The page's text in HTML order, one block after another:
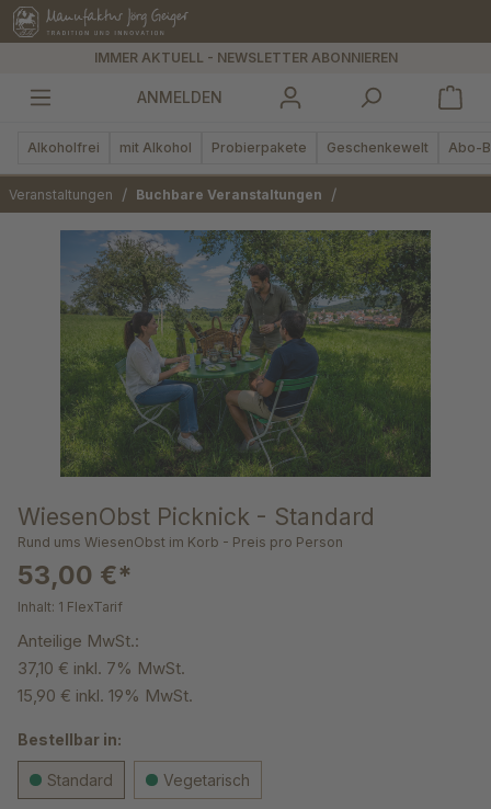
springen
IMMER AKTUELL - NEWSLETTER ABONNIEREN
ANMELDEN
Alkoholfrei mit Alkohol Probierpakete Geschenkewelt Abo-
Veranstaltungen / Buchbare Veranstaltungen /
Bildergalerie überspringen
WiesenObst Picknick - Standard
Rund ums WiesenObst im Korb - Preis pro Person
53,00 €*
Inhalt: 1 FlexTarif
Anteilige MwSt.:
37,10 € inkl. 7% MwSt.
15,90 € inkl. 19% MwSt.
Bestellbar in:
Standard Vegetarisch